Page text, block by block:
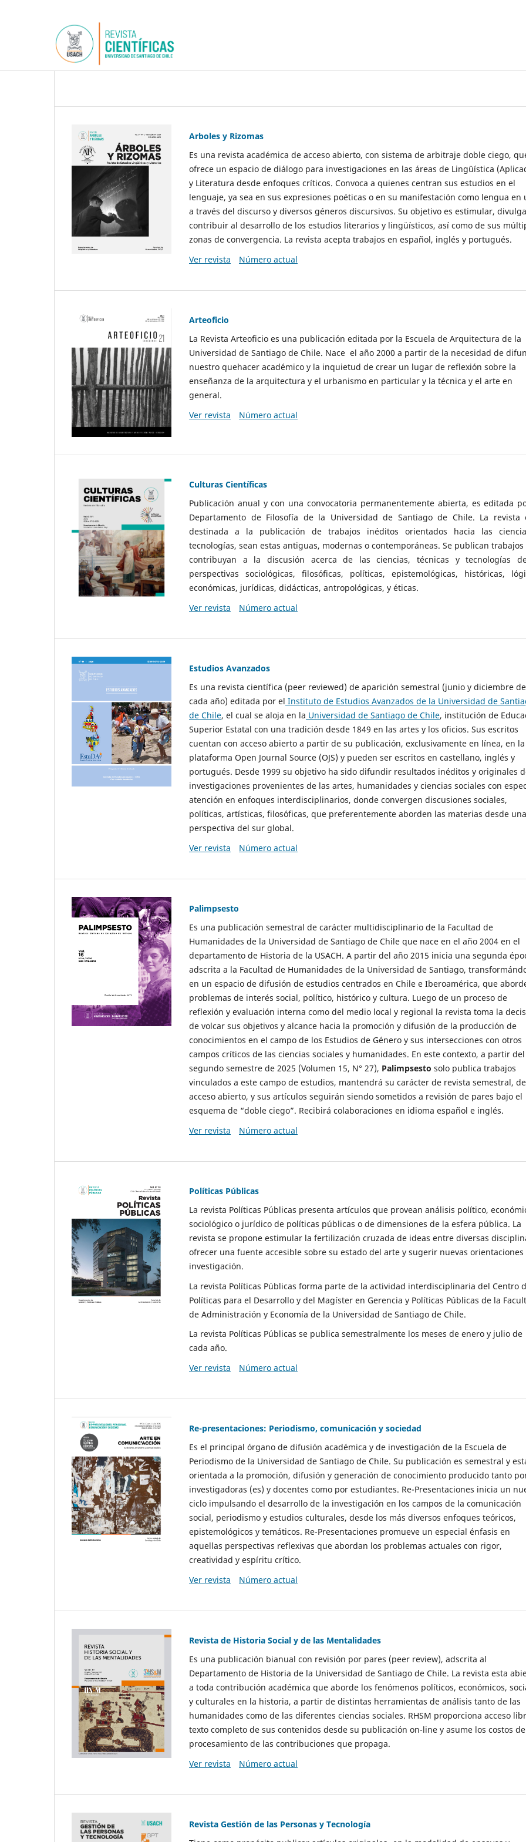
Arboles y Rizomas
Es una revista académica de acceso abierto, con sistema de arbitraje doble ciego,
ofrece un espacio de diálogo para investigaciones en las áreas de Lingüística
y Literatura desde enfoques críticos. Convoca a quienes centran sus estudios en el
lenguaje, ya sea en sus expresiones poéticas o en su manifestación como lengua en
a través del discurso y diversos géneros discursivos. Su objetivo es estimular,
contribuir al desarrollo de los estudios literarios y lingüísticos, así como de sus
zonas de convergencia. La revista acepta trabajos en español, inglés y portugués.
Ver revista
Número actual
Arteoficio
La Revista Arteoficio es una publicación editada por la Escuela de Arquitectura de la
Universidad de Santiago de Chile. Nace el año 2000 a partir de la necesidad de
nuestro quehacer académico y la inquietud de crear un lugar de reflexión sobre la
enseñanza de la arquitectura y el urbanismo en particular y la técnica y el arte en
general.
Ver revista
Número actual
Culturas Científicas
Publicación anual y con una convocatoria permanentemente abierta, es editada
Departamento de Filosofía de la Universidad de Santiago de Chile. La revista
destinada a la publicación de trabajos inéditos orientados hacia las
tecnologías, sean estas antiguas, modernas o contemporáneas. Se publican
contribuyan a la discusión acerca de las ciencias, técnicas y tecnologías
perspectivas sociológicas, filosóficas, políticas, epistemológicas, históricas,
económicas, jurídicas, didácticas, antropológicas, y éticas.
Ver revista
Número actual
Estudios Avanzados
Es una revista científica (peer reviewed) de aparición semestral (junio y diciembre de
cada año) editada por el Instituto de Estudios Avanzados de la Universidad de
de Chile, el cual se aloja en la Universidad de Santiago de Chile, institución de
Superior Estatal con una tradición desde 1849 en las artes y los oficios. Sus escritos
cuentan con acceso abierto a partir de su publicación, exclusivamente en línea, en la
plataforma Open Journal Source (OJS) y pueden ser escritos en castellano, inglés y
portugués. Desde 1999 su objetivo ha sido difundir resultados inéditos y originales
investigaciones provenientes de las artes, humanidades y ciencias sociales con
atención en enfoques interdisciplinarios, donde convergen discusiones sociales,
políticas, artísticas, filosóficas, que preferentemente aborden las materias desde una
perspectiva del sur global.
Ver revista
Número actual
Palimpsesto
Es una publicación semestral de carácter multidisciplinario de la Facultad de
Humanidades de la Universidad de Santiago de Chile que nace en el año 2004 en el
departamento de Historia de la USACH. A partir del año 2015 inicia una segunda
adscrita a la Facultad de Humanidades de la Universidad de Santiago,
en un espacio de difusión de estudios centrados en Chile e Iberoamérica, que
problemas de interés social, político, histórico y cultura. Luego de un proceso de
reflexión y evaluación interna como del medio local y regional la revista toma la
de volcar sus objetivos y alcance hacia la promoción y difusión de la producción de
conocimientos en el campo de los Estudios de Género y sus intersecciones con otros
campos críticos de las ciencias sociales y humanidades. En este contexto, a partir del
segundo semestre de 2025 (Volumen 15, N° 27), Palimpsesto solo publica trabajos
vinculados a este campo de estudios, mantendrá su carácter de revista semestral, de
acceso abierto, y sus artículos seguirán siendo sometidos a revisión de pares bajo el
esquema de “doble ciego”. Recibirá colaboraciones en idioma español e inglés.
Ver revista
Número actual
Políticas Públicas
La revista Políticas Públicas presenta artículos que provean análisis político,
sociológico o jurídico de políticas públicas o de dimensiones de la esfera pública. La
revista se propone estimular la fertilización cruzada de ideas entre diversas
ofrecer una fuente accesible sobre su estado del arte y sugerir nuevas orientaciones
investigación.
La revista Políticas Públicas forma parte de la actividad interdisciplinaria del Centro
Políticas para el Desarrollo y del Magíster en Gerencia y Políticas Públicas de la
de Administración y Economía de la Universidad de Santiago de Chile.
La revista Políticas Públicas se publica semestralmente los meses de enero y julio de
cada año.
Ver revista
Número actual
Re-presentaciones: Periodismo, comunicación y sociedad
Es el principal órgano de difusión académica y de investigación de la Escuela de
Periodismo de la Universidad de Santiago de Chile. Su publicación es semestral y
orientada a la promoción, difusión y generación de conocimiento producido tanto
investigadoras (es) y docentes como por estudiantes. Re-Presentaciones inicia un
ciclo impulsando el desarrollo de la investigación en los campos de la comunicación
social, periodismo y estudios culturales, desde los más diversos enfoques teóricos,
epistemológicos y temáticos. Re-Presentaciones promueve un especial énfasis en
aquellas perspectivas reflexivas que abordan los problemas actuales con rigor,
creatividad y espíritu crítico.
Ver revista
Número actual
Revista de Historia Social y de las Mentalidades
Es una publicación bianual con revisión por pares (peer review), adscrita al
Departamento de Historia de la Universidad de Santiago de Chile. La revista esta
a toda contribución académica que aborde los fenómenos políticos, económicos,
y culturales en la historia, a partir de distintas herramientas de análisis tanto de las
humanidades como de las diferentes ciencias sociales. RHSM proporciona acceso
texto completo de sus contenidos desde su publicación on-line y asume los costos de
procesamiento de las contribuciones que propaga.
Ver revista
Número actual
Revista Gestión de las Personas y Tecnología